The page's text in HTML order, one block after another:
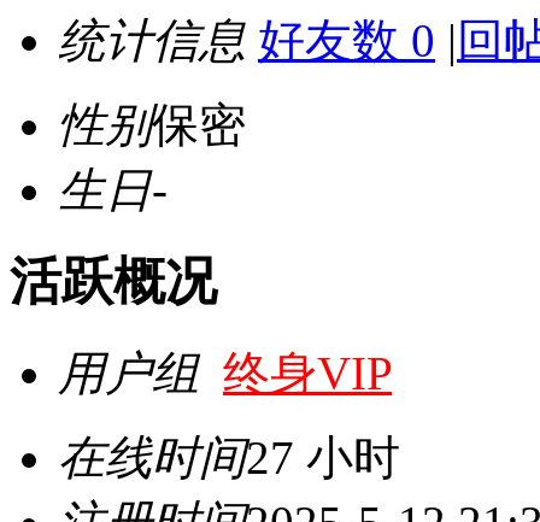
统计信息 好友数 0 | 回
性别保密
生日-
活跃概况
用户组 终身VIP
在线时间27 小时